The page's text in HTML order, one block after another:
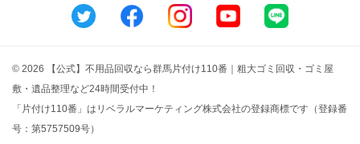
© 2026 【公式】不用品回収なら群馬片付け110番｜粗大ゴミ回収・ゴミ屋
敷・遺品整理など24時間受付中！
「片付け110番」はリベラルマーケティング株式会社の登録商標です（登録番
号：第5757509号）